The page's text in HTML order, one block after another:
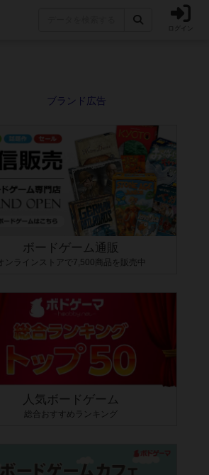
ログイン
ボードゲーム通販
オンラインストアで7,500商品を販売中
人気ボードゲーム
総合おすすめランキング